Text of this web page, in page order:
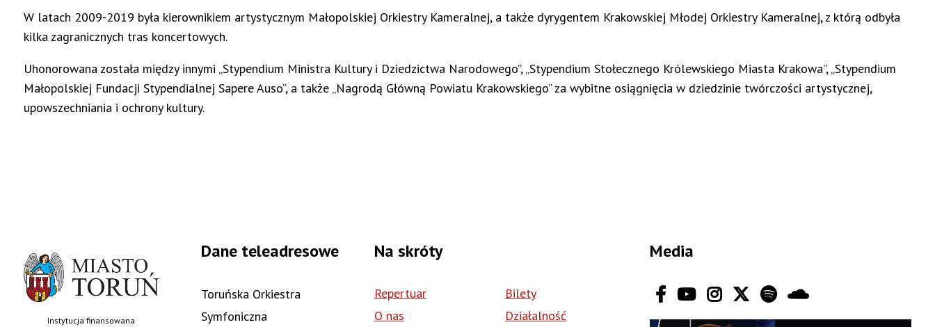
W latach 2009-2019 była kierownikiem artystycznym Małopolskiej Orkiestry Kameralnej, a także dyrygentem Krakowskiej Młodej Orkiestry Kameralnej, z którą odbyła
kilka zagranicznych tras koncertowych.
Uhonorowana została między innymi „Stypendium Ministra Kultury i Dziedzictwa Narodowego”, „Stypendium Stołecznego Królewskiego Miasta Krakowa”, „Stypendium
Małopolskiej Fundacji Stypendialnej Sapere Auso”, a także „Nagrodą Główną Powiatu Krakowskiego” za wybitne osiągnięcia w dziedzinie twórczości artystycznej,
upowszechniania i ochrony kultury.
Instytucja finansowana
Dane teleadresowe
Toruńska Orkiestra
Symfoniczna
Na skróty
Repertuar
Bilety
O nas
Działalność
Media